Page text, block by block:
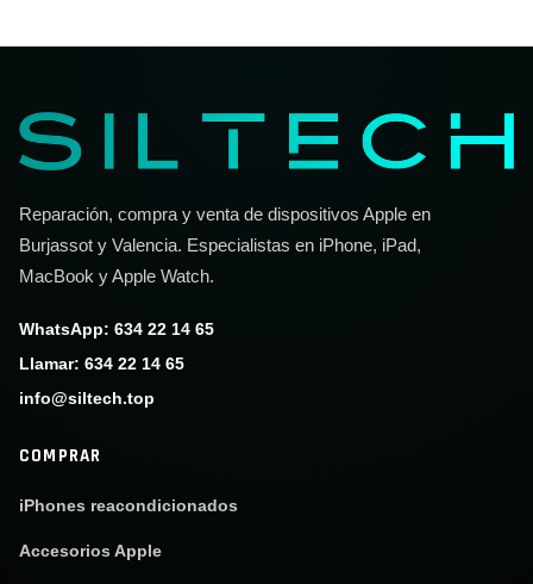
Reparación, compra y venta de dispositivos Apple en
Burjassot y Valencia. Especialistas en iPhone, iPad,
MacBook y Apple Watch.
WhatsApp: 634 22 14 65
Llamar: 634 22 14 65
info@siltech.top
COMPRAR
iPhones reacondicionados
Accesorios Apple